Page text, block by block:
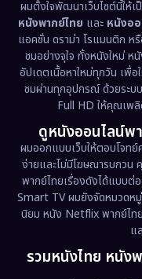
Documentary สา
Drama ดราม่า
Dystopian
Emotional
Epic มหากาพย์
Erotic
Family ครอบครัว
ผมตั้งใจพัฒนาเว็บไซต์นี้ให้
หนังพากย์ไทย และ หนังอ
แอคชั่น ดราม่า โรแมนติก ห
ชมอย่างจุใจ ทั้งหนังใหม่
อัปเดตเนื้อหาใหม่ทุกวัน เพื่
ชมผ่านทุกอุปกรณ์ ด้วยระบ
Full HD ให้คุณเพ
ดูหนังออนไลน์พ
ผมออกแบบเว็บให้ตอบโจท
ง่ายและไม่มีโฆษณารบกวน
พากย์ไทยเรื่องดังได้แบบต่
Smart TV ผมยังจัดหมวดหมู่
นิยม หนัง Netflix พากย์ไท
แ
รวมหนังไทย หนัง